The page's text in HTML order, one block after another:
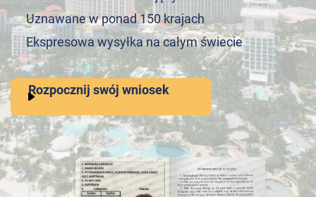
Uznawane w ponad 150 krajach
Ekspresowa wysyłka na całym świecie
Rozpocznij swój wniosek